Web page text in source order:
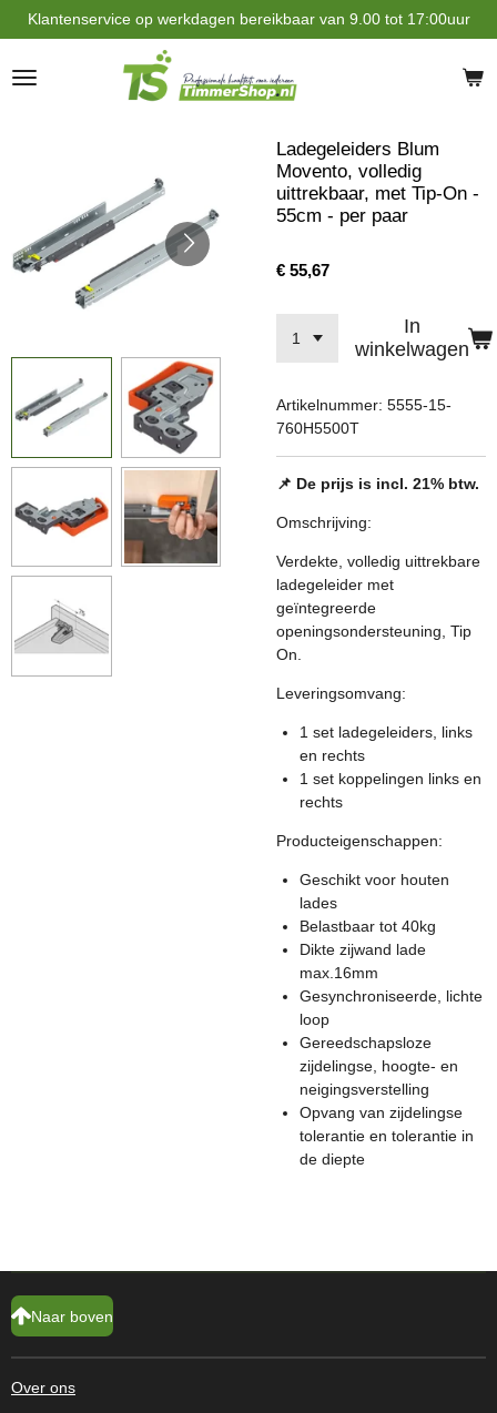
Ga
direct
naar
de
Klantenservice op werkdagen bereikbaar van 9.00 tot 17:00uur
Ladegeleiders Blum
Movento, volledig
uittrekbaar, met Tip-On -
55cm - per paar
€ 55,67
In
winkelwagen
Artikelnummer: 5555-15-
760H5500T
📌 De prijs is incl. 21% btw.
Omschrijving:
Verdekte, volledig uittrekbare
ladegeleider met
geïntegreerde
openingsondersteuning, Tip
On.
Leveringsomvang:
1 set ladegeleiders, links
en rechts
1 set koppelingen links en
rechts
Producteigenschappen:
Geschikt voor houten
lades
Belastbaar tot 40kg
Dikte zijwand lade
max.16mm
Gesynchroniseerde, lichte
loop
Gereedschapsloze
zijdelingse, hoogte- en
neigingsverstelling
Opvang van zijdelingse
tolerantie en tolerantie in
de diepte
Naar boven
Over ons